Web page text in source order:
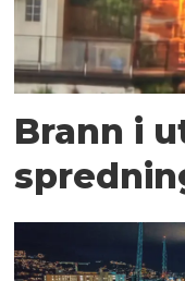
Brann i